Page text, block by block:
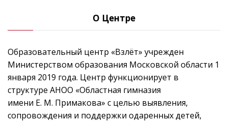
О Центре
Образовательный центр «Взлёт» учрежден
Министерством образования Московской области 1
января 2019 года. Центр функционирует в
структуре АНОО «Областная гимназия
имени Е. М. Примакова» с целью выявления,
сопровождения и поддержки одаренных детей,